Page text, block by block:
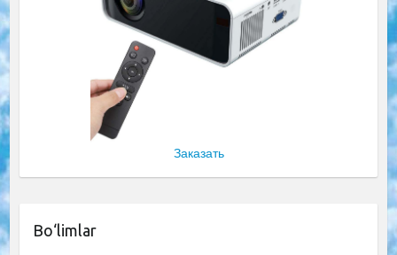
Заказать
Bo‘limlar